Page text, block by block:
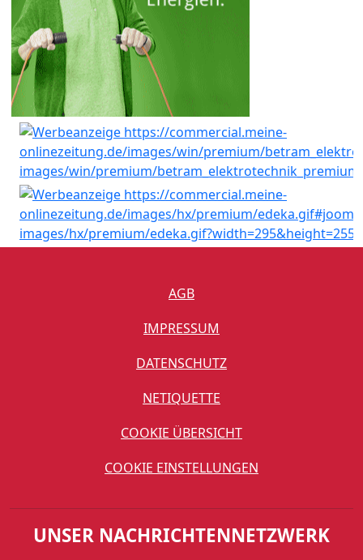
AGB
IMPRESSUM
DATENSCHUTZ
NETIQUETTE
COOKIE ÜBERSICHT
COOKIE EINSTELLUNGEN
UNSER NACHRICHTENNETZWERK